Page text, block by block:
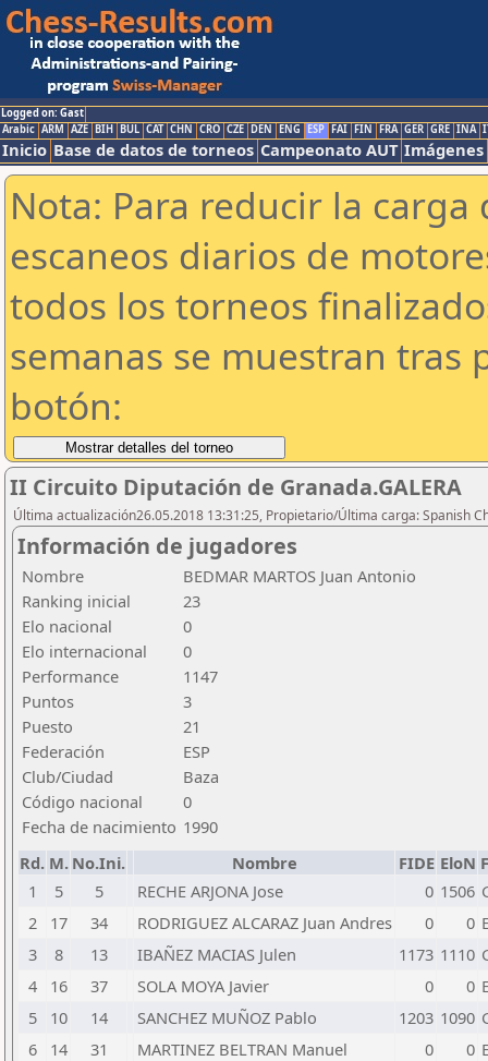
Logged on: Gast
Arabic ARM AZE BIH BUL CAT CHN CRO CZE DEN ENG ESP FAI FIN FRA GER GRE INA
Inicio Base de datos de torneos Campeonato AUT Imágenes
Nota: Para reducir la
escaneos diarios de
todos los torneos
semanas se muestran tras
botón:
II Circuito Diputación de Granada.GALERA
Última actualización26.05.2018 13:31:25, Propietario/Última carga: Spanish
Información de jugadores
Nombre
BEDMAR MARTOS Juan Antonio
Ranking inicial
23
Elo nacional
0
Elo internacional
0
Performance
1147
Puntos
3
Puesto
21
Federación
ESP
Club/Ciudad
Baza
Código nacional
0
Fecha de nacimiento 1990
Rd. M. No.Ini. Nombre FIDE EloN
1
5 5 RECHE ARJONA Jose 0 1506
2
17 34 RODRIGUEZ ALCARAZ Juan Andres 0 0
3
8 13 IBAÑEZ MACIAS Julen 1173 1110
4
16 37 SOLA MOYA Javier 0 0
5
10 14 SANCHEZ MUÑOZ Pablo 1203 1090
6
14 31 MARTINEZ BELTRAN Manuel 0 0